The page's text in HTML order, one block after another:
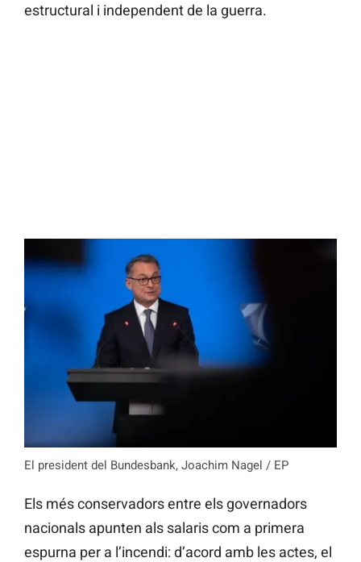
estructural i independent de la guerra.
El president del Bundesbank, Joachim Nagel / EP
Els més conservadors entre els governadors
nacionals apunten als salaris com a primera
espurna per a l’incendi: d’acord amb les actes, el